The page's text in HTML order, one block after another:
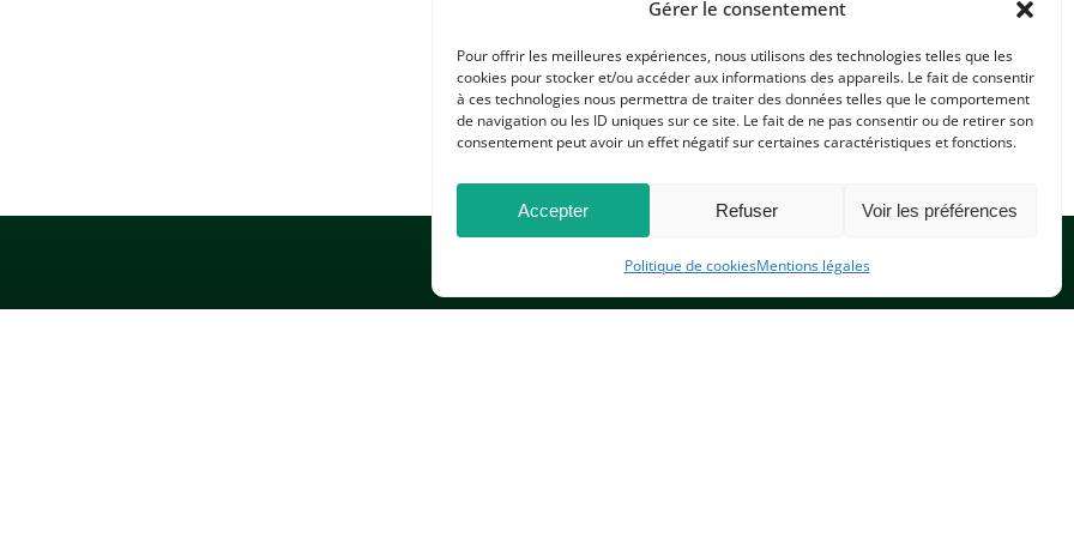
Gérer le consentement
Pour offrir les meilleures expériences, nous utilisons des technologies telles que les
cookies pour stocker et/ou accéder aux informations des appareils. Le fait de consentir
à ces technologies nous permettra de traiter des données telles que le comportement
de navigation ou les ID uniques sur ce site. Le fait de ne pas consentir ou de retirer son
consentement peut avoir un effet négatif sur certaines caractéristiques et fonctions.
Accepter Refuser Voir les préférences
Politique de cookiesMentions légales